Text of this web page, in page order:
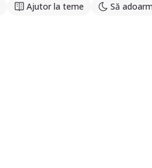
Ajutor la teme Să